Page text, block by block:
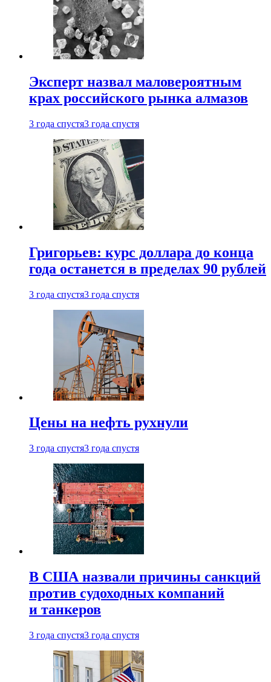
Эксперт назвал маловероятным
крах российского рынка алмазов
3 года спустя3 года спустя
Григорьев: курс доллара до конца
года останется в пределах 90 рублей
3 года спустя3 года спустя
Цены на нефть рухнули
3 года спустя3 года спустя
В США назвали причины санкций
против судоходных компаний
и танкеров
3 года спустя3 года спустя